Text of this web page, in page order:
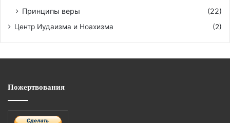
Принципы веры
(22)
Центр Иудаизма и Ноахизма (2)
Пожертвования